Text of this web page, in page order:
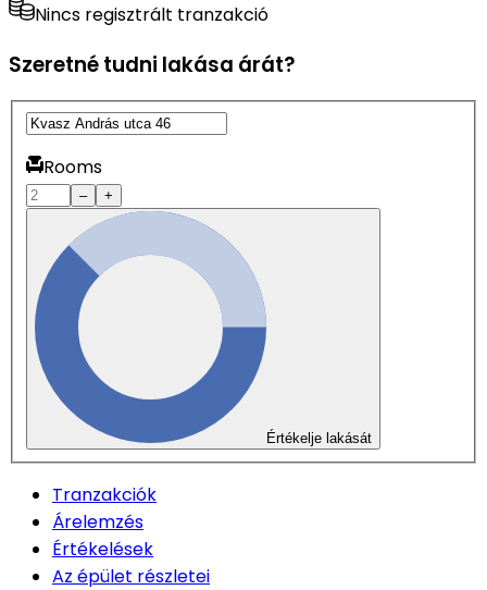
Nincs regisztrált tranzakció
Szeretné tudni lakása árát?
Rooms
– +
Értékelje lakását
Tranzakciók
Árelemzés
Értékelések
Az épület részletei